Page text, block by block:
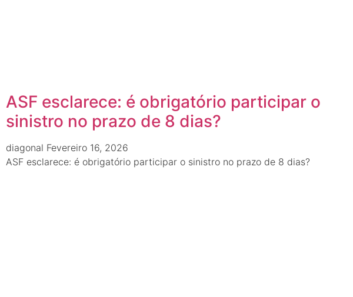
ASF esclarece: é obrigatório participar o
sinistro no prazo de 8 dias?
diagonal Fevereiro 16, 2026
ASF esclarece: é obrigatório participar o sinistro no prazo de 8 dias?